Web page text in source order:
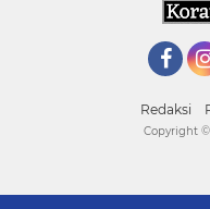
Redaksi
Copyright ©